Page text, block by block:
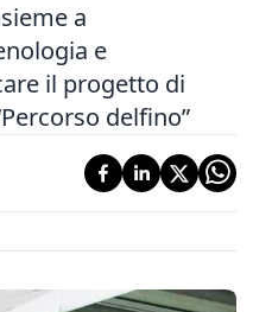
a
e
il progetto di
delfino”